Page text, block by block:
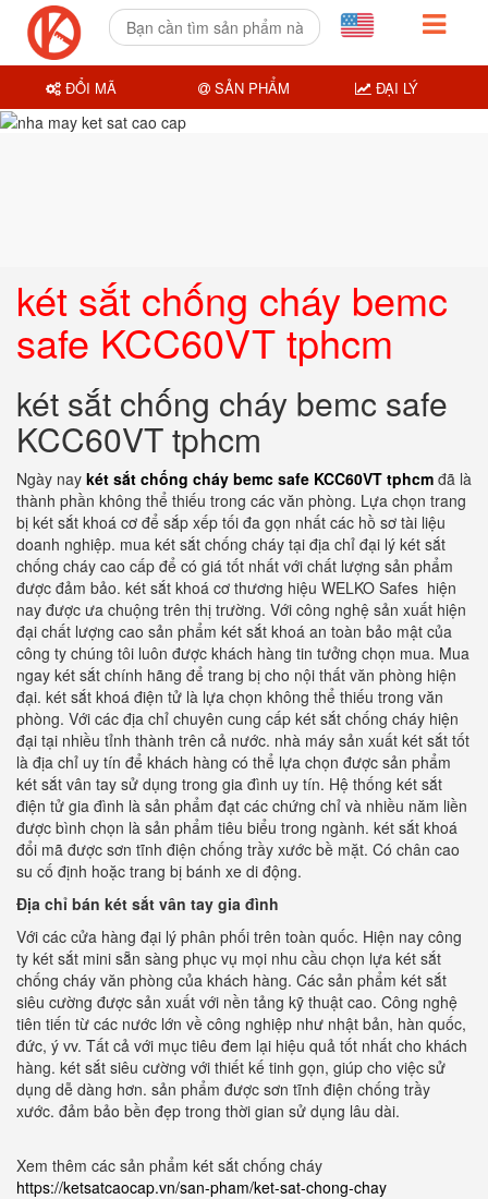
két sắt chống cháy bemc
safe KCC60VT tphcm
két sắt chống cháy bemc safe
KCC60VT tphcm
Ngày nay két sắt chống cháy bemc safe KCC60VT tphcm đã là
thành phần không thể thiếu trong các văn phòng. Lựa chọn trang
bị két sắt khoá cơ để sắp xếp tối đa gọn nhất các hồ sơ tài liệu
doanh nghiệp. mua két sắt chống cháy tại địa chỉ đại lý két sắt
chống cháy cao cấp để có giá tốt nhất với chất lượng sản phẩm
được đảm bảo. két sắt khoá cơ thương hiệu WELKO Safes hiện
nay được ưa chuộng trên thị trường. Với công nghệ sản xuất hiện
đại chất lượng cao sản phẩm két sắt khoá an toàn bảo mật của
công ty chúng tôi luôn được khách hàng tin tưởng chọn mua. Mua
ngay két sắt chính hãng để trang bị cho nội thất văn phòng hiện
đại. két sắt khoá điện tử là lựa chọn không thể thiếu trong văn
phòng. Với các địa chỉ chuyên cung cấp két sắt chống cháy hiện
đại tại nhiều tỉnh thành trên cả nước. nhà máy sản xuất két sắt tốt
là địa chỉ uy tín để khách hàng có thể lựa chọn được sản phẩm
két sắt vân tay sử dụng trong gia đình uy tín. Hệ thống két sắt
điện tử gia đình là sản phẩm đạt các chứng chỉ và nhiều năm liền
được bình chọn là sản phẩm tiêu biểu trong ngành. két sắt khoá
đổi mã được sơn tĩnh điện chống trầy xước bề mặt. Có chân cao
su cố định hoặc trang bị bánh xe di động.
Địa chỉ bán két sắt vân tay gia đình
Với các cửa hàng đại lý phân phối trên toàn quốc. Hiện nay công
ty két sắt mini sẵn sàng phục vụ mọi nhu cầu chọn lựa két sắt
chống cháy văn phòng của khách hàng. Các sản phẩm két sắt
siêu cường được sản xuất với nền tảng kỹ thuật cao. Công nghệ
tiên tiến từ các nước lớn về công nghiệp như nhật bản, hàn quốc,
đức, ý vv. Tất cả với mục tiêu đem lại hiệu quả tốt nhất cho khách
hàng. két sắt siêu cường với thiết kế tinh gọn, giúp cho việc sử
dụng dễ dàng hơn. sản phẩm được sơn tĩnh điện chống trầy
xước. đảm bảo bền đẹp trong thời gian sử dụng lâu dài.
Xem thêm các sản phẩm két sắt chống cháy
https://ketsatcaocap.vn/san-pham/ket-sat-chong-chay
ĐỔI MÃ SẢN PHẨM ĐẠI LÝ